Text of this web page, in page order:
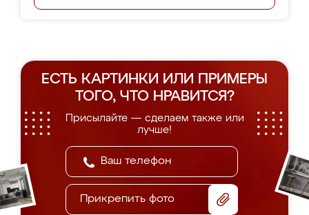
ЕСТЬ КАРТИНКИ ИЛИ ПРИМЕРЫ
ТОГО, ЧТО НРАВИТСЯ?
Присылайте — сделаем также или
лучше!
Прикрепить фото